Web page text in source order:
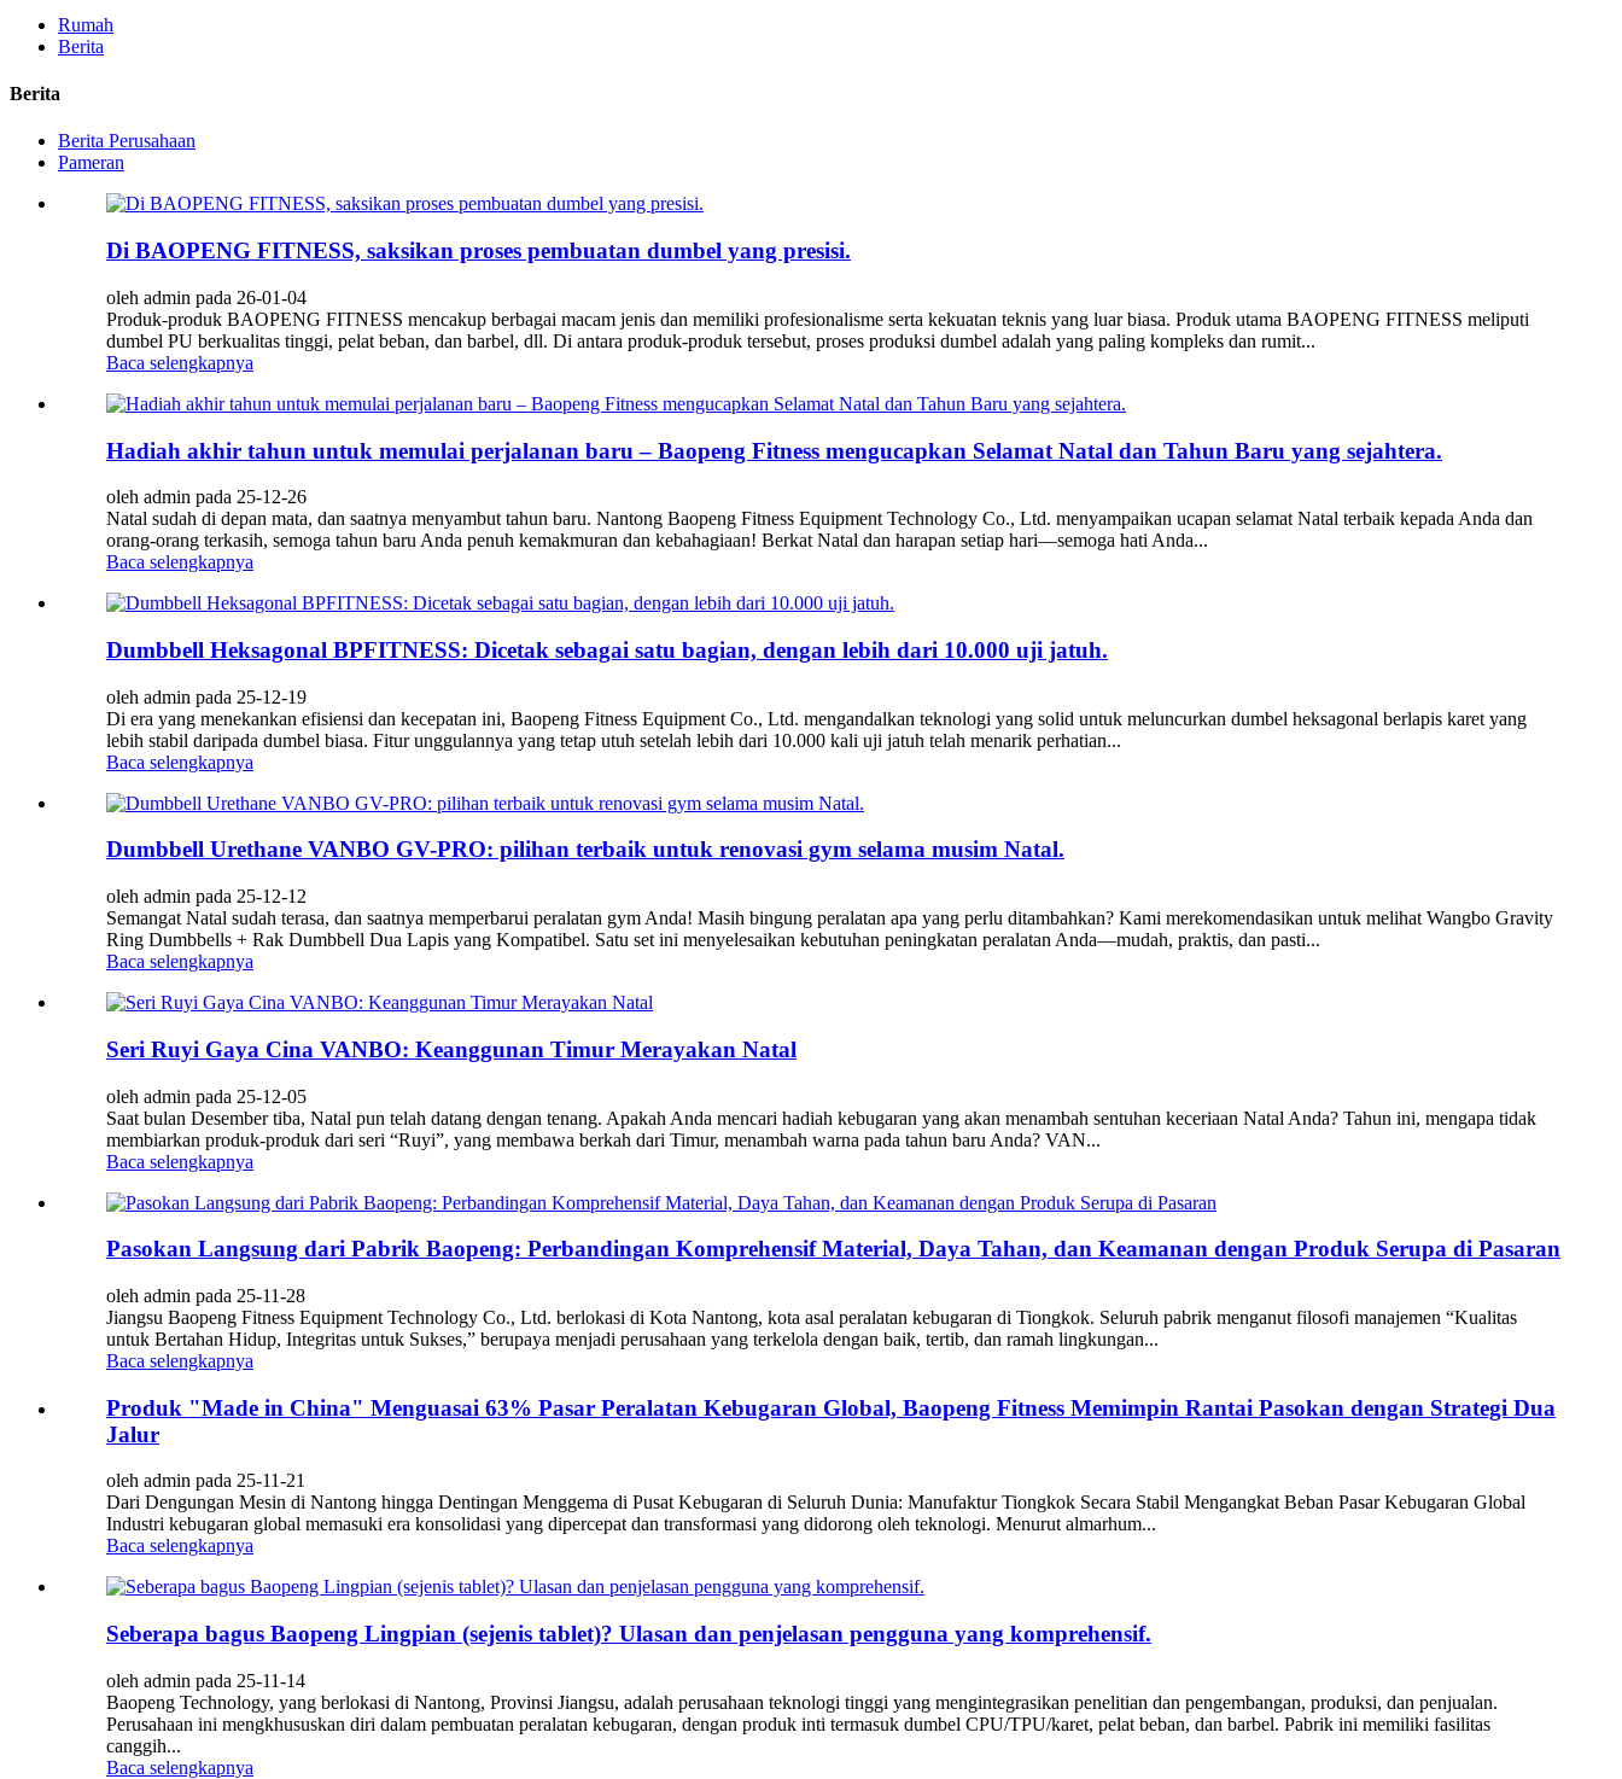
Rumah
Berita
Berita
Berita Perusahaan
Pameran
Di BAOPENG FITNESS, saksikan proses pembuatan dumbel yang presisi.
oleh admin pada 26-01-04
Produk-produk BAOPENG FITNESS mencakup berbagai macam jenis dan memiliki profesionalisme serta kekuatan teknis yang luar biasa. Produk utama BAOPENG FITNESS meliputi
dumbel PU berkualitas tinggi, pelat beban, dan barbel, dll. Di antara produk-produk tersebut, proses produksi dumbel adalah yang paling kompleks dan rumit...
Baca selengkapnya
Hadiah akhir tahun untuk memulai perjalanan baru – Baopeng Fitness mengucapkan Selamat Natal dan Tahun Baru yang sejahtera.
oleh admin pada 25-12-26
Natal sudah di depan mata, dan saatnya menyambut tahun baru. Nantong Baopeng Fitness Equipment Technology Co., Ltd. menyampaikan ucapan selamat Natal terbaik kepada Anda dan
orang-orang terkasih, semoga tahun baru Anda penuh kemakmuran dan kebahagiaan! Berkat Natal dan harapan setiap hari—semoga hati Anda...
Baca selengkapnya
Dumbbell Heksagonal BPFITNESS: Dicetak sebagai satu bagian, dengan lebih dari 10.000 uji jatuh.
oleh admin pada 25-12-19
Di era yang menekankan efisiensi dan kecepatan ini, Baopeng Fitness Equipment Co., Ltd. mengandalkan teknologi yang solid untuk meluncurkan dumbel heksagonal berlapis karet yang
lebih stabil daripada dumbel biasa. Fitur unggulannya yang tetap utuh setelah lebih dari 10.000 kali uji jatuh telah menarik perhatian...
Baca selengkapnya
Dumbbell Urethane VANBO GV-PRO: pilihan terbaik untuk renovasi gym selama musim Natal.
oleh admin pada 25-12-12
Semangat Natal sudah terasa, dan saatnya memperbarui peralatan gym Anda! Masih bingung peralatan apa yang perlu ditambahkan? Kami merekomendasikan untuk melihat Wangbo Gravity
Ring Dumbbells + Rak Dumbbell Dua Lapis yang Kompatibel. Satu set ini menyelesaikan kebutuhan peningkatan peralatan Anda—mudah, praktis, dan pasti...
Baca selengkapnya
Seri Ruyi Gaya Cina VANBO: Keanggunan Timur Merayakan Natal
oleh admin pada 25-12-05
Saat bulan Desember tiba, Natal pun telah datang dengan tenang. Apakah Anda mencari hadiah kebugaran yang akan menambah sentuhan keceriaan Natal Anda? Tahun ini, mengapa tidak
membiarkan produk-produk dari seri “Ruyi”, yang membawa berkah dari Timur, menambah warna pada tahun baru Anda? VAN...
Baca selengkapnya
Pasokan Langsung dari Pabrik Baopeng: Perbandingan Komprehensif Material, Daya Tahan, dan Keamanan dengan Produk Serupa di Pasaran
oleh admin pada 25-11-28
Jiangsu Baopeng Fitness Equipment Technology Co., Ltd. berlokasi di Kota Nantong, kota asal peralatan kebugaran di Tiongkok. Seluruh pabrik menganut filosofi manajemen “Kualitas
untuk Bertahan Hidup, Integritas untuk Sukses,” berupaya menjadi perusahaan yang terkelola dengan baik, tertib, dan ramah lingkungan...
Baca selengkapnya
Produk "Made in China" Menguasai 63% Pasar Peralatan Kebugaran Global, Baopeng Fitness Memimpin Rantai Pasokan dengan Strategi Dua
Jalur
oleh admin pada 25-11-21
Dari Dengungan Mesin di Nantong hingga Dentingan Menggema di Pusat Kebugaran di Seluruh Dunia: Manufaktur Tiongkok Secara Stabil Mengangkat Beban Pasar Kebugaran Global
Industri kebugaran global memasuki era konsolidasi yang dipercepat dan transformasi yang didorong oleh teknologi. Menurut almarhum...
Baca selengkapnya
Seberapa bagus Baopeng Lingpian (sejenis tablet)? Ulasan dan penjelasan pengguna yang komprehensif.
oleh admin pada 25-11-14
Baopeng Technology, yang berlokasi di Nantong, Provinsi Jiangsu, adalah perusahaan teknologi tinggi yang mengintegrasikan penelitian dan pengembangan, produksi, dan penjualan.
Perusahaan ini mengkhususkan diri dalam pembuatan peralatan kebugaran, dengan produk inti termasuk dumbel CPU/TPU/karet, pelat beban, dan barbel. Pabrik ini memiliki fasilitas
canggih...
Baca selengkapnya